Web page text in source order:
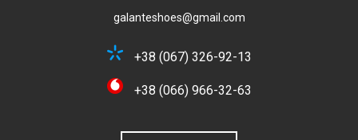
galanteshoes@gmail.com
+38 (067) 326-92-13
+38 (066) 966-32-63